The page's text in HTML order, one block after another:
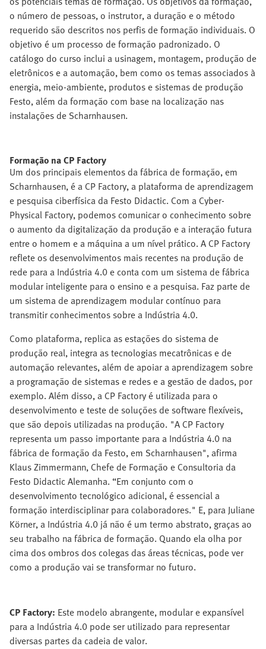
o número de pessoas, o instrutor, a duração e o método
requerido são descritos nos perfis de formação individuais. O
objetivo é um processo de formação padronizado. O
catálogo do curso inclui a usinagem, montagem, produção de
eletrônicos e a automação, bem como os temas associados à
energia, meio-ambiente, produtos e sistemas de produção
Festo, além da formação com base na localização nas
instalações de Scharnhausen.
Formação na CP Factory
Um dos principais elementos da fábrica de formação, em
Scharnhausen, é a CP Factory, a plataforma de aprendizagem
e pesquisa ciberfísica da Festo Didactic. Com a Cyber-
Physical Factory, podemos comunicar o conhecimento sobre
o aumento da digitalização da produção e a interação futura
entre o homem e a máquina a um nível prático. A CP Factory
reflete os desenvolvimentos mais recentes na produção de
rede para a Indústria 4.0 e conta com um sistema de fábrica
modular inteligente para o ensino e a pesquisa. Faz parte de
um sistema de aprendizagem modular contínuo para
transmitir conhecimentos sobre a Indústria 4.0.
Como plataforma, replica as estações do sistema de
produção real, integra as tecnologias mecatrônicas e de
automação relevantes, além de apoiar a aprendizagem sobre
a programação de sistemas e redes e a gestão de dados, por
exemplo. Além disso, a CP Factory é utilizada para o
desenvolvimento e teste de soluções de software flexíveis,
que são depois utilizadas na produção. "A CP Factory
representa um passo importante para a Indústria 4.0 na
fábrica de formação da Festo, em Scharnhausen", afirma
Klaus Zimmermann, Chefe de Formação e Consultoria da
Festo Didactic Alemanha. “Em conjunto com o
desenvolvimento tecnológico adicional, é essencial a
formação interdisciplinar para colaboradores." E, para Juliane
Körner, a Indústria 4.0 já não é um termo abstrato, graças ao
seu trabalho na fábrica de formação. Quando ela olha por
cima dos ombros dos colegas das áreas técnicas, pode ver
como a produção vai se transformar no futuro.
CP Factory: Este modelo abrangente, modular e expansível
para a Indústria 4.0 pode ser utilizado para representar
diversas partes da cadeia de valor.